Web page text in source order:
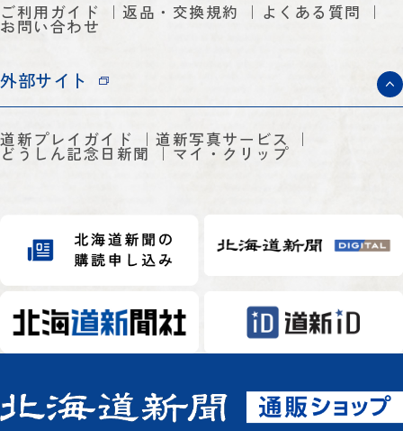
ご利用ガイド 返品・交換規約 よくある質問
お問い合わせ
外部サイト
道新プレイガイド 道新写真サービス
どうしん記念日新聞 マイ・クリップ